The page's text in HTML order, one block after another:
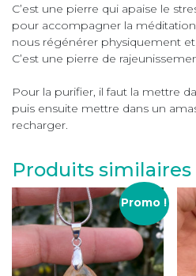
C’est une pierre qui apaise le
pour accompagner la méditation
nous régénérer physiquement
C’est une pierre de
Pour la purifier, il faut la mettre
puis ensuite mettre dans un
recharger.
Produits similaires
Promo !